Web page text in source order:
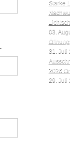
Starke
03.
31. Juli
2026
29. Juli